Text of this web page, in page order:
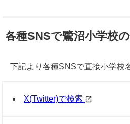
各種SNSで鷺沼小学校
下記より各種SNSで直接小学校
X(Twitter)で検索